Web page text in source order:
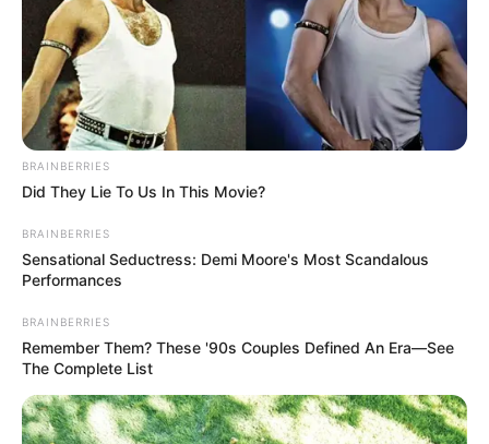
BRAINBERRIES
Did They Lie To Us In This Movie?
BRAINBERRIES
Sensational Seductress: Demi Moore's Most Scandalous
Performances
BRAINBERRIES
Remember Them? These '90s Couples Defined An Era—See
The Complete List